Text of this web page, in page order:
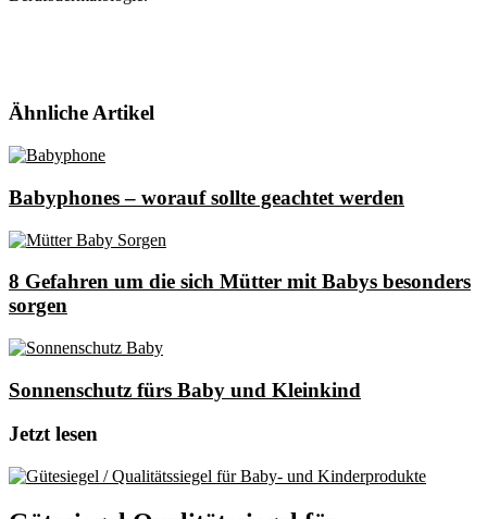
Ähnliche Artikel
Babyphones – worauf sollte geachtet werden
8 Gefahren um die sich Mütter mit Babys besonders
sorgen
Sonnenschutz fürs Baby und Kleinkind
Jetzt lesen